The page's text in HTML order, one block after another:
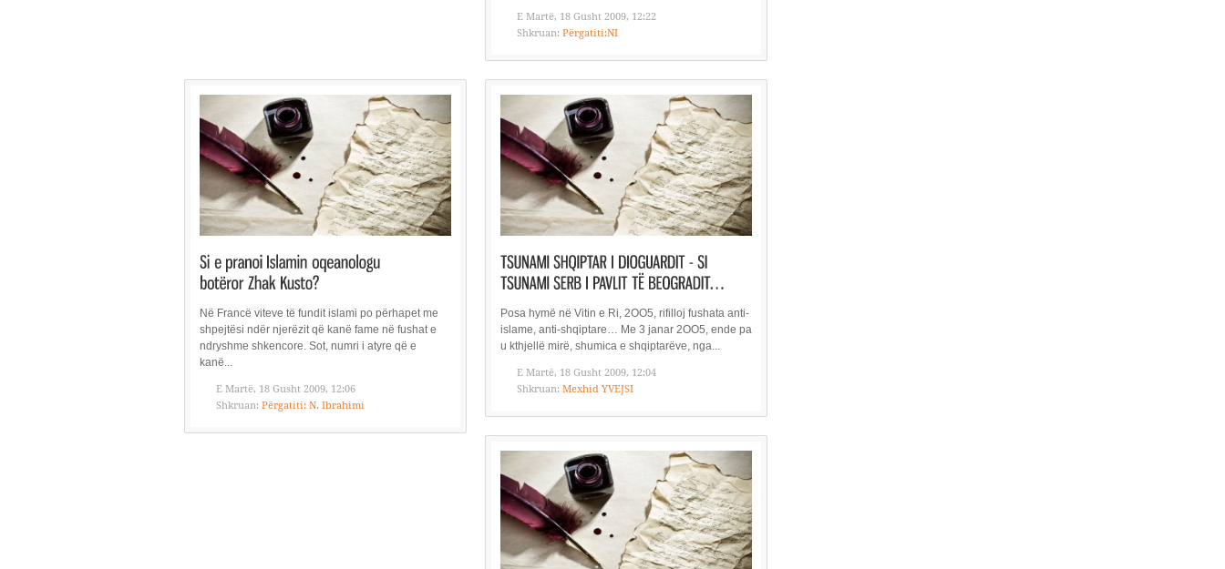
E Martë, 18 Gusht 2009, 12:22
Shkruan: Përgatiti:NI
Në Francë viteve të fundit islami po përhapet me
shpejtësi ndër njerëzit që kanë fame në fushat e
ndryshme shkencore. Sot, numri i atyre që e
kanë...
E Martë, 18 Gusht 2009, 12:06
Shkruan: Përgatiti: N. Ibrahimi
Posa hymë në Vitin e Ri, 2OO5, rifilloj fushata anti-
islame, anti-shqiptare… Me 3 janar 2OO5, ende pa
u kthjellë mirë, shumica e shqiptarëve, nga...
E Martë, 18 Gusht 2009, 12:04
Shkruan: Mexhid YVEJSI